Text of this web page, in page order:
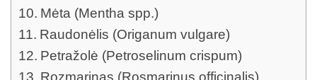
Mėta (Mentha spp.)
Raudonėlis (Origanum vulgare)
Petražolė (Petroselinum crispum)
Rozmarinas (Rosmarinus officinalis)